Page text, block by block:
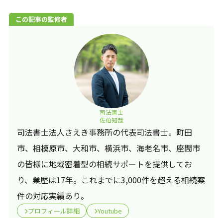
この記事の監修者
司法書士
佐伯知哉
司法書士法人さえき事務所の代表司法書士。町田
市、相模原市、大和市、横浜市、海老名市、座間市
の皆様に地域密着型の相続サポートを提供してお
り、業歴は17年。これまでに3,000件を超える相続案
件の対応実績あり。
プロフィール詳細 Youtube
無料相談受付
CONTACT
無料相談のご予約はこちらの連絡先から受け付けており
ます。
お気軽にご連絡いただけますと幸いです。